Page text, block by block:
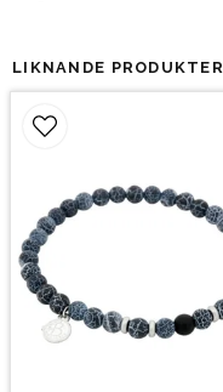
LIKNANDE PRODUKTER